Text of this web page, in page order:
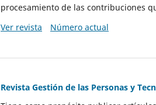
procesamiento de las contribuciones
Ver revista
Número actual
Revista Gestión de las Personas y